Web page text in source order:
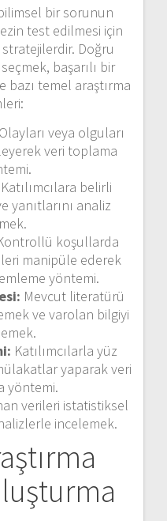
bir sorunun
test edilmesi için
Doğru
başarılı bir
bazı temel araştırma
Olayları veya olguları
veri toplama
Katılımcılara belirli
yanıtlarını analiz
koşullarda
manipüle ederek
yöntemi.
Mevcut literatürü
ve varolan bilgiyi
Katılımcılarla yüz
yaparak veri
yöntemi.
verileri istatistiksel
incelemek.